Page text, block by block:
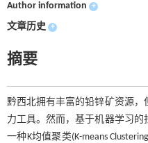
Author information +
文章历史 +
摘要
黔西北拥有丰富的铅锌矿资源
力工具。然而，基于机器学习
一种K均值聚类(K-means